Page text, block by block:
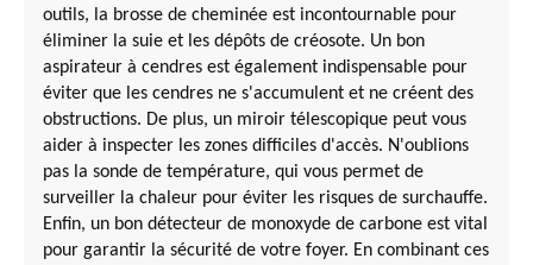
outils, la brosse de cheminée est incontournable pour
éliminer la suie et les dépôts de créosote. Un bon
aspirateur à cendres est également indispensable pour
éviter que les cendres ne s'accumulent et ne créent des
obstructions. De plus, un miroir télescopique peut vous
aider à inspecter les zones difficiles d'accès. N'oublions
pas la sonde de température, qui vous permet de
surveiller la chaleur pour éviter les risques de surchauffe.
Enfin, un bon détecteur de monoxyde de carbone est vital
pour garantir la sécurité de votre foyer. En combinant ces